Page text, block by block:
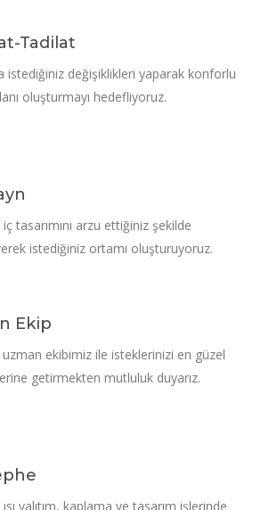
Tadilat
istediğiniz değişiklikleri yaparak konforlu
oluşturmayı hedefliyoruz.
iç tasarımını arzu ettiğiniz şekilde
istediğiniz ortamı oluşturuyoruz.
Ekip
uzman ekibimiz ile isteklerinizi en güzel
getirmekten mutluluk duyarız.
ısı yalıtım, kaplama ve tasarım işlerinde